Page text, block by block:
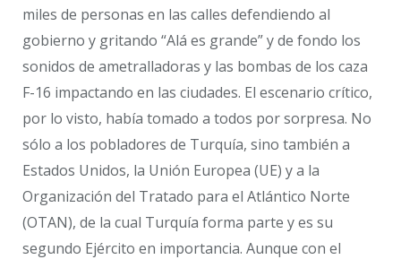
miles de personas en las calles defendiendo al
gobierno y gritando “Alá es grande” y de fondo los
sonidos de ametralladoras y las bombas de los caza
F-16 impactando en las ciudades. El escenario crítico,
por lo visto, había tomado a todos por sorpresa. No
sólo a los pobladores de Turquía, sino también a
Estados Unidos, la Unión Europea (UE) y a la
Organización del Tratado para el Atlántico Norte
(OTAN), de la cual Turquía forma parte y es su
segundo Ejército en importancia. Aunque con el